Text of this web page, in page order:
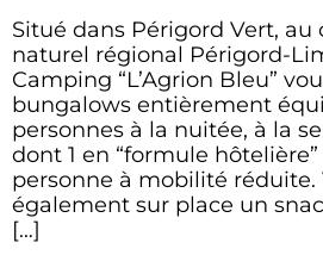
Situé dans Périgord Vert, au
naturel régional Périgord-
Camping “L’Agrion Bleu”
bungalows entièrement
personnes à la nuitée, à la
dont 1 en “formule
personne à mobilité réduite.
également sur place un
[…]